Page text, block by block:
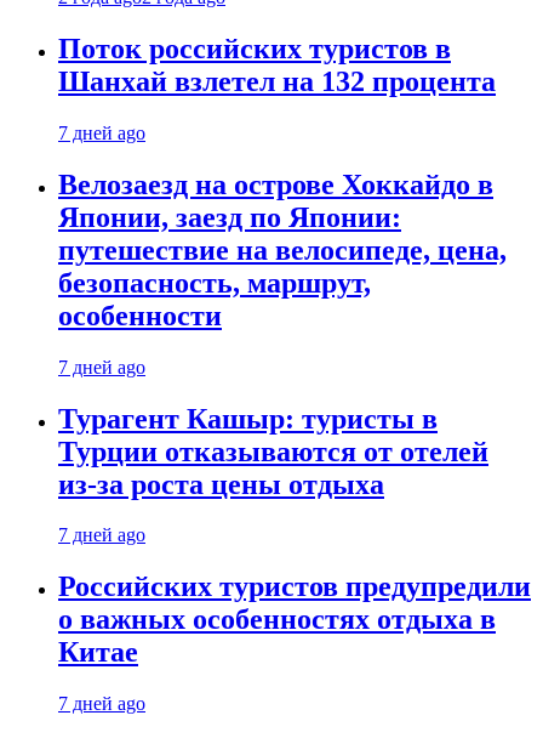
Поток российских туристов в
Шанхай взлетел на 132 процента
7 дней ago
Велозаезд на острове Хоккайдо в
Японии, заезд по Японии:
путешествие на велосипеде, цена,
безопасность, маршрут,
особенности
7 дней ago
Турагент Кашыр: туристы в
Турции отказываются от отелей
из-за роста цены отдыха
7 дней ago
Российских туристов предупредили
о важных особенностях отдыха в
Китае
7 дней ago